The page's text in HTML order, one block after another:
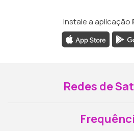
Instale a aplicação
Redes de